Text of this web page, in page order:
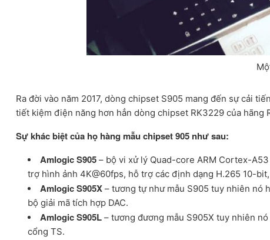
Ra đời vào năm 2017, dòng chipset S905 mang đến sự cải
tiết kiệm điện năng hơn hẳn dòng chipset RK3229 của hãng
Sự khác biệt của họ hàng mẫu chipset 905 như sau:
Amlogic S905 – bộ vi xử lý Quad-core ARM Cortex-
trợ hình ảnh 4K@60fps, hỗ trợ các định dạng H.265 10-
Amlogic S905X – tương tự như mẫu S905 tuy nhiên nó
bộ giải mã tích hợp DAC.
Amlogic S905L – tương đương mẫu S905X tuy nhiên
cổng TS.